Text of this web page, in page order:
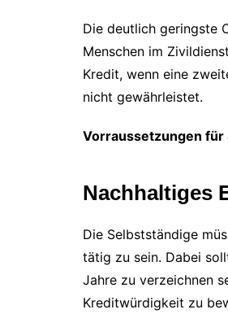
Die deutlich geringste
Menschen im
Kredit, wenn eine
nicht gewährleistet.
Vorraussetzungen
Nachhaltiges
Die Selbstständige
tätig zu sein. Dabei
Jahre zu verzeichnen
Kreditwürdigkeit zu